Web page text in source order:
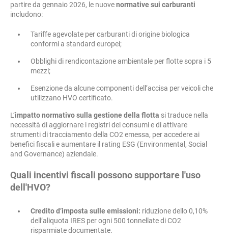
partire da gennaio 2026, le nuovenormative sui carburanti
includono:
Tariffe agevolate per carburanti di origine biologica
conformi a standard europei;
Obblighi di rendicontazione ambientale per flotte sopra i 5
mezzi;
Esenzione da alcune componenti dell’accisa per veicoli che
utilizzano HVO certificato.
L’impatto normativo sulla gestione della flotta si traduce nella
necessità di aggiornare i registri dei consumi e di attivare
strumenti di tracciamento della CO2 emessa, per accedere ai
benefici fiscali e aumentare il rating ESG (Environmental, Social
and Governance) aziendale.
Quali incentivi fiscali possono supportare l'uso
dell'HVO?
Credito d’imposta sulle emissioni: riduzione dello 0,10%
dell’aliquota IRES per ogni 500 tonnellate di CO2
risparmiate documentate.